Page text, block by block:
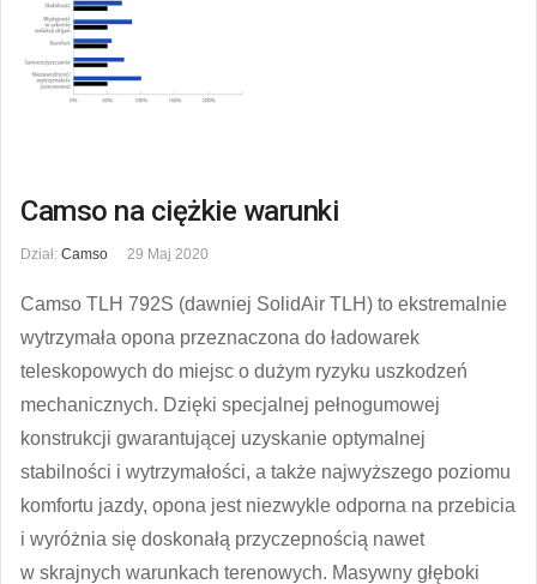
Camso na ciężkie warunki
Dział: Camso 29 Maj 2020
Camso TLH 792S (dawniej SolidAir TLH) to ekstremalnie
wytrzymała opona przeznaczona do ładowarek
teleskopowych do miejsc o dużym ryzyku uszkodzeń
mechanicznych. Dzięki specjalnej pełnogumowej
konstrukcji gwarantującej uzyskanie optymalnej
stabilności i wytrzymałości, a także najwyższego poziomu
komfortu jazdy, opona jest niezwykle odporna na przebicia
i wyróżnia się doskonałą przyczepnością nawet
w skrajnych warunkach terenowych. Masywny głęboki